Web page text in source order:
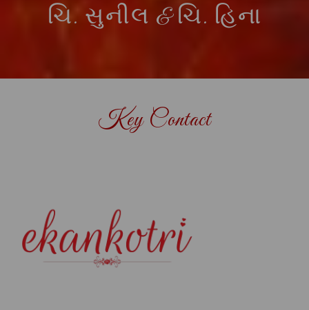
ચિ. સુનીલ & ચિ. હિના
Key Contact